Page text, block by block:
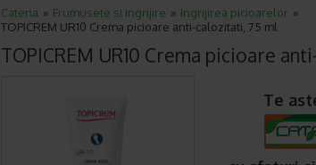
Catena Frumusete si ingrijire
Ingrijirea picioarelor
TOPICREM UR10 Crema picioare anti-calozitati, 75 ml
TOPICREM UR10 Crema picioare
Te